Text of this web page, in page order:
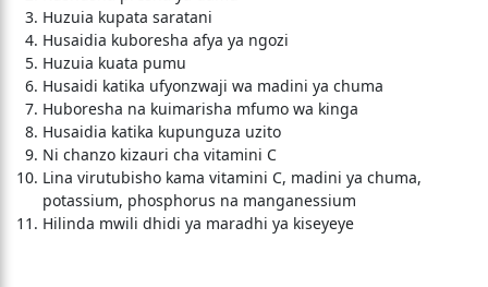
Huzuia kupata saratani
Husaidia kuboresha afya ya ngozi
Huzuia kuata pumu
Husaidi katika ufyonzwaji wa madini ya chuma
Huboresha na kuimarisha mfumo wa kinga
Husaidia katika kupunguza uzito
Ni chanzo kizauri cha vitamini C
Lina virutubisho kama vitamini C, madini ya chuma,
potassium, phosphorus na manganessium
Hilinda mwili dhidi ya maradhi ya kiseyeye